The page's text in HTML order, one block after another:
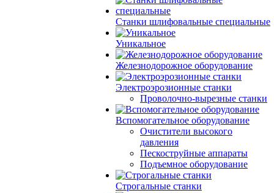
Станки шлифовальные специальные
Уникальное
Железнодорожное оборудование
Электроэрозионные станки
Проволочно-вырезные станки
Вспомогательное оборудование
Очистители высокого
давления
Пескоструйные аппараты
Подъемное оборудование
Строгальные станки